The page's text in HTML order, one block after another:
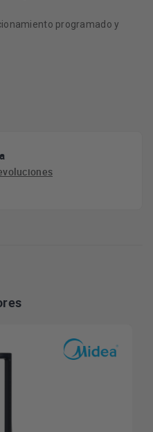
programado y